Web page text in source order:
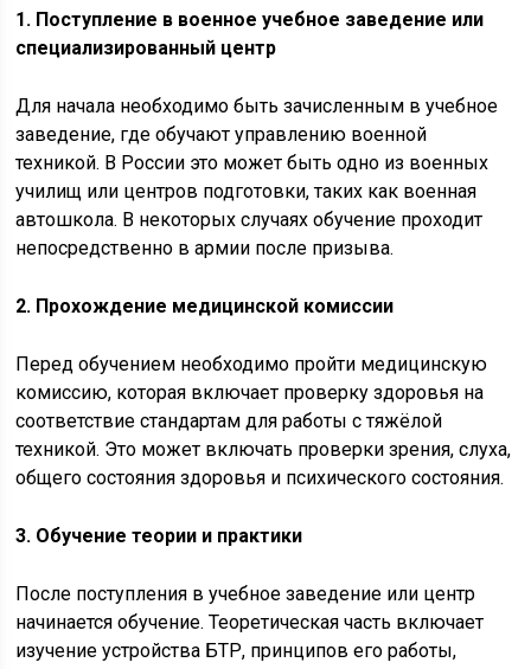
1. Поступление в военное учебное заведение или
специализированный центр
Для начала необходимо быть зачисленным в учебное
заведение, где обучают управлению военной
техникой. В России это может быть одно из военных
училищ или центров подготовки, таких как военная
автошкола. В некоторых случаях обучение проходит
непосредственно в армии после призыва.
2. Прохождение медицинской комиссии
Перед обучением необходимо пройти медицинскую
комиссию, которая включает проверку здоровья на
соответствие стандартам для работы с тяжёлой
техникой. Это может включать проверки зрения, слуха,
общего состояния здоровья и психического состояния.
3. Обучение теории и практики
После поступления в учебное заведение или центр
начинается обучение. Теоретическая часть включает
изучение устройства БТР, принципов его работы,